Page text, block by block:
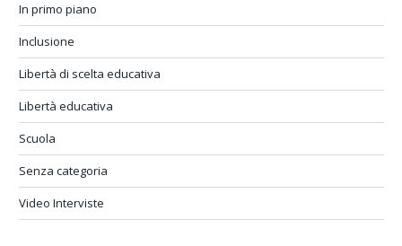
In primo piano
Inclusione
Libertà di scelta educativa
Libertà educativa
Scuola
Senza categoria
Video Interviste